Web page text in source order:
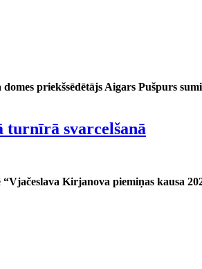
priekšsēdētājs Aigars Pušpurs
turnīrā svarcelšanā
Kirjanova piemiņas kausa